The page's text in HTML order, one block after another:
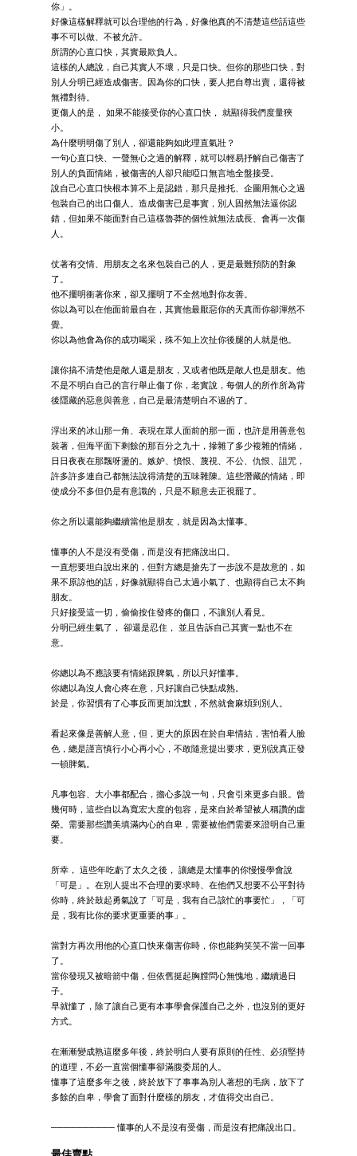
你」。
好像這樣解釋就可以合理他的行為，好像他真的不清楚這些話這些
事不可以做、不被允許。
所謂的心直口快，其實最欺負人。
這樣的人總說，自己其實人不壞，只是口快。但你的那些口快，對
別人分明已經造成傷害。因為你的口快，要人把自尊出賣，還得被
無禮對待。
更傷人的是， 如果不能接受你的心直口快， 就顯得我們度量狹
小。
為什麼明明傷了別人，卻還能夠如此理直氣壯？
一句心直口快、一聲無心之過的解釋，就可以輕易抒解自己傷害了
別人的負面情緒，被傷害的人卻只能啞口無言地全盤接受。
說自己心直口快根本算不上是認錯，那只是推托、企圖用無心之過
包裝自己的出口傷人。造成傷害已是事實，別人固然無法逼你認
錯，但如果不能面對自己這樣魯莽的個性就無法成長、會再一次傷
人。
仗著有交情、用朋友之名來包裝自己的人，更是最難預防的對象
了。
他不擺明衝著你來，卻又擺明了不全然地對你友善。
你以為可以在他面前最自在，其實他最厭惡你的天真而你卻渾然不
覺。
你以為他會為你的成功喝采，殊不知上次扯你後腿的人就是他。
讓你搞不清楚他是敵人還是朋友，又或者他既是敵人也是朋友。他
不是不明白自己的言行舉止傷了你，老實說，每個人的所作所為背
後隱藏的惡意與善意，自己是最清楚明白不過的了。
浮出來的冰山那一角、表現在眾人面前的那一面，也許是用善意包
裝著，但海平面下剩餘的那百分之九十，摻雜了多少複雜的情緒，
日日夜夜在那飄呀盪的。嫉妒、憤恨、蔑視、不公、仇恨、詛咒，
許多許多連自己都無法說得清楚的五味雜陳。這些潛藏的情緒，即
使成分不多但仍是有意識的，只是不願意去正視罷了。
你之所以還能夠繼續當他是朋友，就是因為太懂事。
懂事的人不是沒有受傷，而是沒有把痛說出口。
一直想要坦白說出來的，但對方總是搶先了一步說不是故意的，如
果不原諒他的話，好像就顯得自己太過小氣了、也顯得自己太不夠
朋友。
只好接受這一切，偷偷按住發疼的傷口，不讓別人看見。
分明已經生氣了， 卻還是忍住， 並且告訴自己其實一點也不在
意。
你總以為不應該要有情緒跟脾氣，所以只好懂事。
你總以為沒人會心疼在意，只好讓自己快點成熟。
於是，你習慣有了心事反而更加沈默，不然就會麻煩到別人。
看起來像是善解人意，但，更大的原因在於自卑情結，害怕看人臉
色，總是謹言慎行小心再小心，不敢隨意提出要求，更別說真正發
一頓脾氣。
凡事包容、大小事都配合，擔心多說一句，只會引來更多白眼。曾
幾何時，這些自以為寬宏大度的包容，是來自於希望被人稱讚的虛
榮。需要那些讚美填滿內心的自卑，需要被他們需要來證明自己重
要。
所幸， 這些年吃虧了太久之後， 讓總是太懂事的你慢慢學會說
「可是」。在別人提出不合理的要求時、在他們又想要不公平對待
你時，終於鼓起勇氣說了「可是，我有自己該忙的事要忙」，「可
是，我有比你的要求更重要的事」。
當對方再次用他的心直口快來傷害你時，你也能夠笑笑不當一回事
了。
當你發現又被暗箭中傷，但依舊挺起胸膛問心無愧地，繼續過日
子。
早就懂了，除了讓自己更有本事學會保護自己之外，也沒別的更好
方式。
在漸漸變成熟這麼多年後，終於明白人要有原則的任性、必須堅持
的道理，不必一直當個懂事卻滿腹委屈的人。
懂事了這麼多年之後，終於放下了事事為別人著想的毛病，放下了
多餘的自卑，學會了面對什麼樣的朋友，才值得交出自己。
────────── 懂事的人不是沒有受傷，而是沒有把痛說出口。